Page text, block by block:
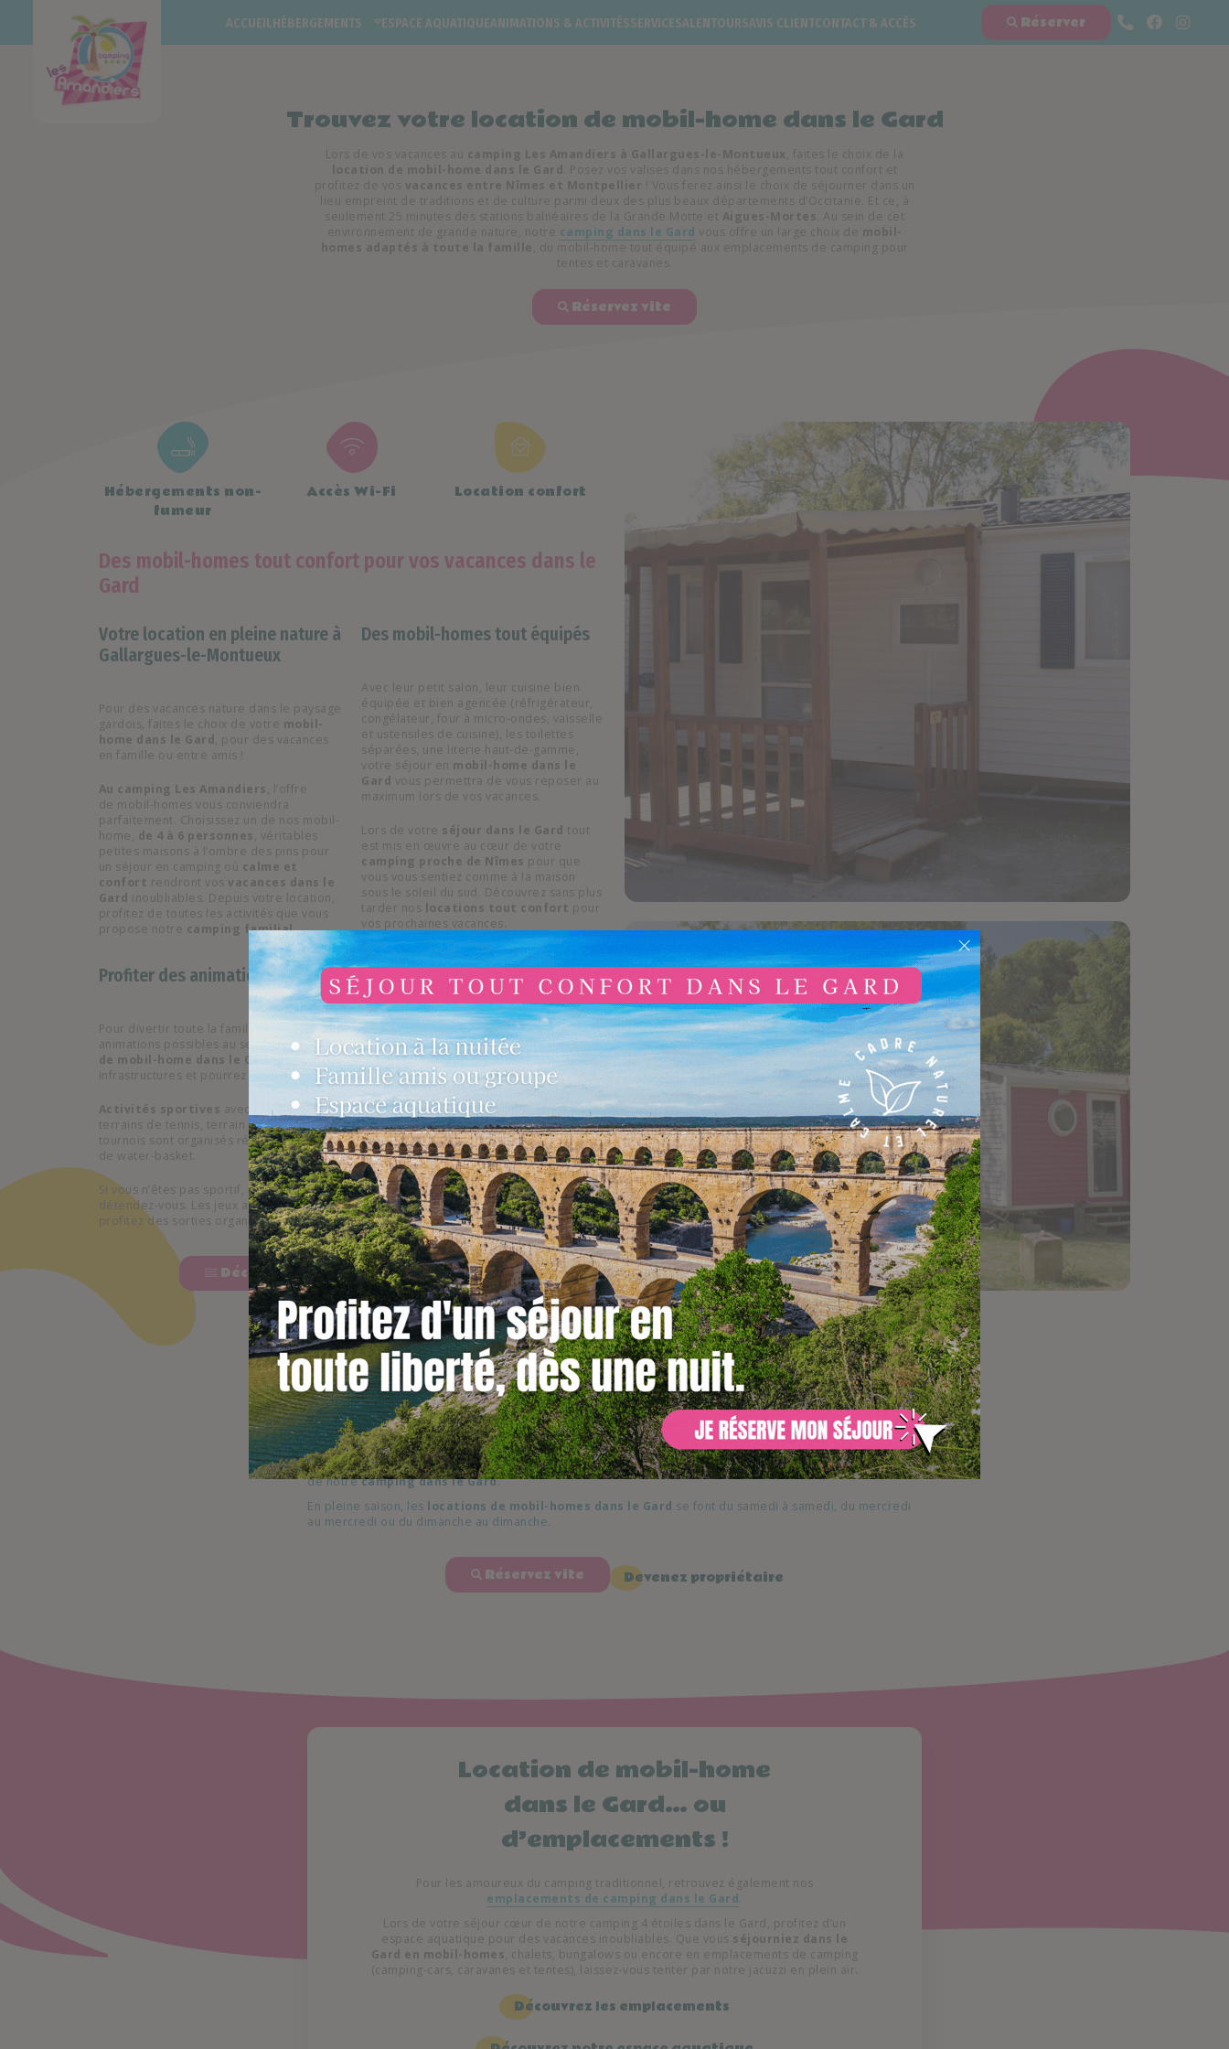
ACCUEILHÉBERGEMENTS ESPACE AQUATIQUEANIMATIONS & ACTIVITÉSSERVICESALENTOURSAVIS CLIENTCONTACT & ACCÈS Réserver
Trouvez votre location de mobil-home dans le Gard
camping dans le Gard
Réservez vite
Hébergements non-
fumeur
Accès Wi-Fi Location confort
Des mobil-homes tout confort pour vos vacances dans le
Gard
Votre location en pleine nature à
Gallargues-le-Montueux
Pour des vacances nature dans le paysage
gardois, faites le choix de votre mobil-
home dans le Gard, pour des vacances
en famille ou entre amis !
Au camping Les Amandiers, l’offre
de mobil-homes vous conviendra
parfaitement. Choisissez un de nos mobil-
home, de 4 à 6 personnes, véritables
petites maisons à l’ombre des pins pour
un séjour en camping où calme et
confort rendront vos vacances dans le
Gard inoubliables. Depuis votre location,
profitez de toutes les activités que vous
propose notre camping familial.
Des mobil-homes tout équipés
Avec leur petit salon, leur cuisine bien
équipée et bien agencée (réfrigérateur,
congélateur, four à micro-ondes, vaisselle
et ustensiles de cuisine), les toilettes
séparées, une literie haut-de-gamme,
votre séjour en mobil-home dans le
Gard vous permettra de vous reposer au
maximum lors de vos vacances.
Lors de votre séjour dans le Gard tout
est mis en œuvre au cœur de votre
camping proche de Nîmes pour que
vous vous sentiez comme à la maison
sous le soleil du sud. Découvrez sans plus
tarder nos locations tout confort pour
vos prochaines vacances.
Profiter des animations et alentours du camping
Pour divertir toute la famille, laissez-vous tenter par les nombreuses activités et
animations possibles au sein de notre camping. Lorsque vous optez pour lalocation
de mobil-home dans le Gardaux camping Les Amandiers, vous aurez accès aux
infrastructures et pourrez participer auxactivités et animations.
Activités sportives avec des séances d’aquagym accompagnées par un coach,
terrains de tennis, terrain de volley-ball, ping-pong, pétanque et bien d’autres. Des
tournois sont organisés régulièrement avec des olympiades, tournois de water-polo ou
de water-basket.
Si vous n’êtes pas sportif, pas d’inquiétude, profitez de notre espace aquatique et
détendez-vous. Les jeux aquatiques disponibles sont idéals pour toute la famille ! Enfin,
profitez des sorties organisées en canoë-kayak, bouée tractée ou encore catamaran !
Découvrir les animations et activités
Profitez de l’espace extérieur de votre mobil-home
Les plus: chaque mobil-home du camping permet degarer votre véhicule à proximité. Et quoi de plus
agréable que de prendre ses repas dehors, inviter des amis ou voisins pour l’apéritif, surla terrasse en
bois couverte, avec salon de jardin inclus.
Dans notre camping,profitez-en hors saison de nos locations à la nuitée. Ou devenez propriétaire
de votre mobil-home, ce sera l’occasion de partir à la découverte de Nîmes grâce à la situation privilégiée
de notrecamping dans le Gard.
En pleine saison, les locations de mobil-homes dans le Gard se font du samedi à samedi, du mercredi
au mercredi ou du dimanche au dimanche.
Réservez vite Devenez propriétaire
Location de mobil-home
dans le Gard… ou
d’emplacements !
Pour les amoureux du camping traditionnel, retrouvez également nos
emplacements de camping dans le Gard
Lors de votre séjour cœur de notre camping 4 étoiles dans le Gard, profitez d’un
espace aquatique pour des vacances inoubliables. Que vous séjourniez dans le
Gard en mobil-homes, chalets, bungalows ou encore en emplacements de camping
(camping-cars, caravanes et tentes), laissez-vous tenter par notre jacuzzi en plein air.
Découvrez les emplacements